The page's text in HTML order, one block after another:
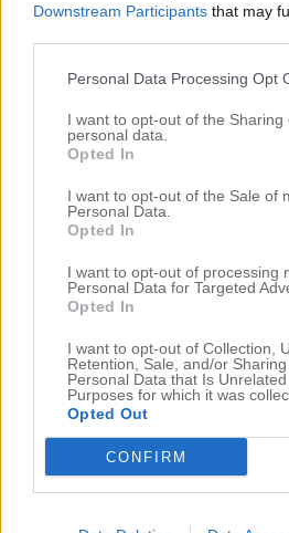
Downstream Participants that may
Personal Data Processing Opt
I want to opt-out of the Sharing
personal data.
Opted In
I want to opt-out of the Sale of
Personal Data.
Opted In
I want to opt-out of processing
Personal Data for Targeted
Opted In
I want to opt-out of Collection,
Retention, Sale, and/or
Personal Data that Is
Purposes for which it was
Opted Out
CONFIRM
Svara
maj 22, 2013 kl. 07:25
hade dem i min
bröllopsbukett för 13 år sedan.
Åker nästa vecka till Grekland
vi ses :).
Skulle vara superskoj att stöta
himla mysig
Trevlig resa till er!
Svara
Patricia
maj 24, 2013 kl. 19:18